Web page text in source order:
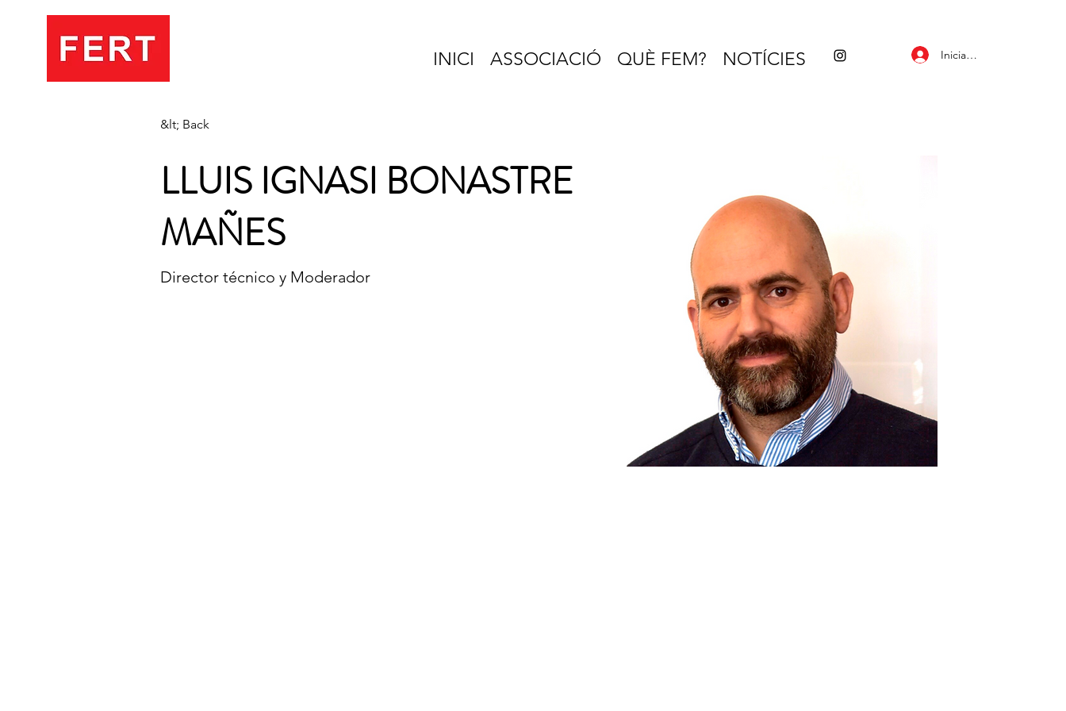
INICI ASSOCIACIÓ QUÈ FEM? NOTÍCIES Inicia la sessió
&lt; Back
LLUIS IGNASI BONASTRE
MAÑES
Director técnico y Moderador